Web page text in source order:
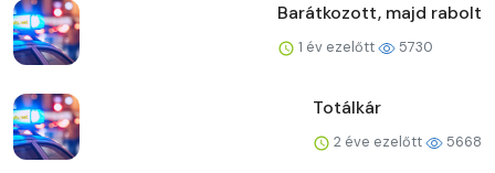
Barátkozott, majd rabolt
1 év ezelőtt 5730
Totálkár
2 éve ezelőtt 5668